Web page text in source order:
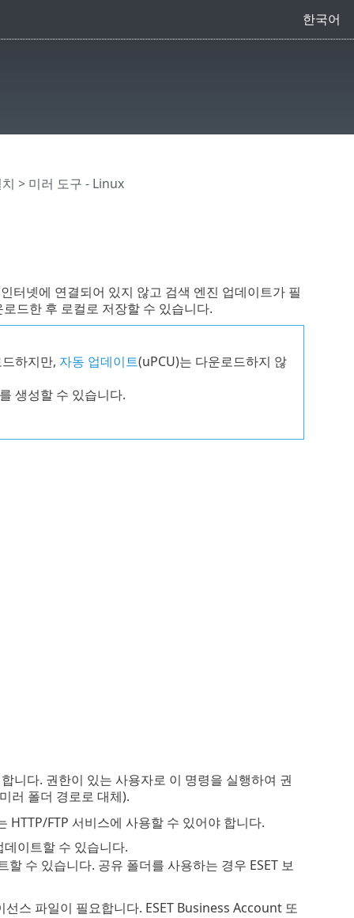
한국어
> 미러 도구 - Linux
터넷에 연결되어 있지 않고 검색 엔진 업데이트가 필
드한 후 로컬로 저장할 수 있습니다.
하지만, 자동 업데이트(uPCU)는 다운로드하지 않
를 생성할 수 있습니다.
니다. 권한이 있는 사용자로 이 명령을 실행하여 권
러 폴더 경로로 대체).
FTP 서비스에 사용할 수 있어야 합니다.
이트할 수 있습니다.
수 있습니다. 공유 폴더를 사용하는 경우 ESET 보
스 파일이 필요합니다. ESET Business Account 또